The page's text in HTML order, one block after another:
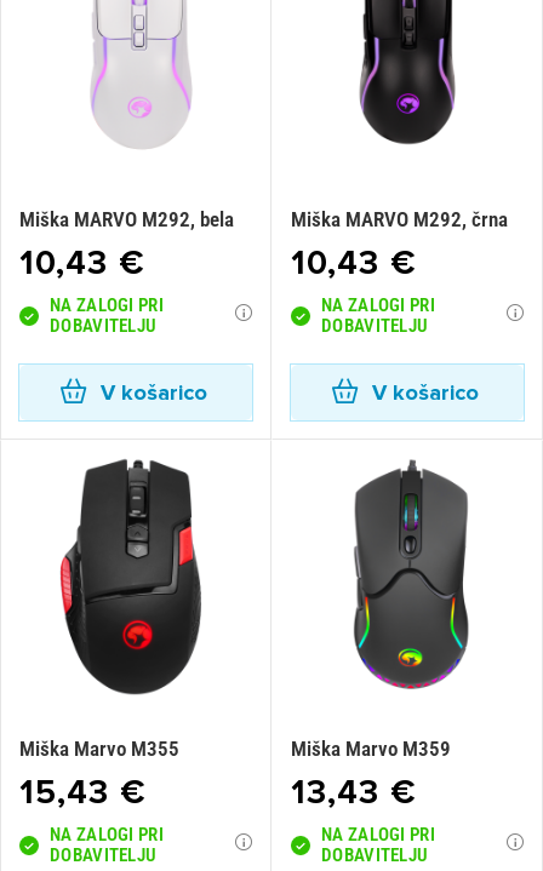
Miška MARVO M292, bela
10,43 €
NA ZALOGI PRI
DOBAVITELJU
V košarico
Miška MARVO M292, črna
10,43 €
NA ZALOGI PRI
DOBAVITELJU
V košarico
Miška Marvo M355
15,43 €
NA ZALOGI PRI
DOBAVITELJU
Miška Marvo M359
13,43 €
NA ZALOGI PRI
DOBAVITELJU
Prijava
Prekliči Prijava